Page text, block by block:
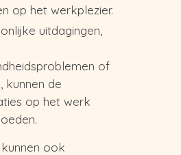
op het werkplezier.
uitdagingen,
of
kunnen de
op het werk
ook